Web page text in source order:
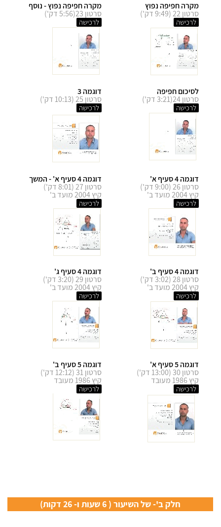
מקרה חפיפה נפוץ
סרטון 22 (9:49 דק')
לרכישה
מקרה חפיפה נפוץ - נוסף
סרטון 23(5:56 דק')
לרכישה
לסיכום חפיפה
סרטון 24(3:21 דק')
לרכישה
דוגמה 3
סרטון 25 (10:13 דק')
לרכישה
דוגמה 4 סעיף א'
סרטון 26 (9:00 דק')
קיץ 2004 מועד ב'
לרכישה
דוגמה 4 סעיף א' - המשך
סרטון 27 (8:01 דק')
קיץ 2004 מועד ב'
לרכישה
דוגמה 4 סעיף ב'
סרטון 28 (3:02 דק')
קיץ 2004 מועד ב'
לרכישה
דוגמה 4 סעיף ג'
סרטון 29 (3:20 דק')
קיץ 2004 מועד ב'
לרכישה
דוגמה 5 סעיף א'
סרטון 30 (13:00 דק')
קיץ 1986 מעובד
לרכישה
דוגמה 5 סעיף ב'
סרטון 31 (12:12 דק')
קיץ 1986 מעובד
לרכישה
חלק ב'- של השיעור ( 6 שעות ו- 26 דקות)